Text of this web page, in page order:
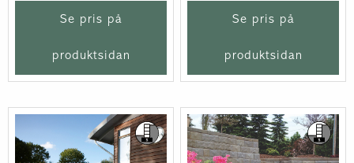
Se pris på
produktsidan
Se pris på
produktsidan